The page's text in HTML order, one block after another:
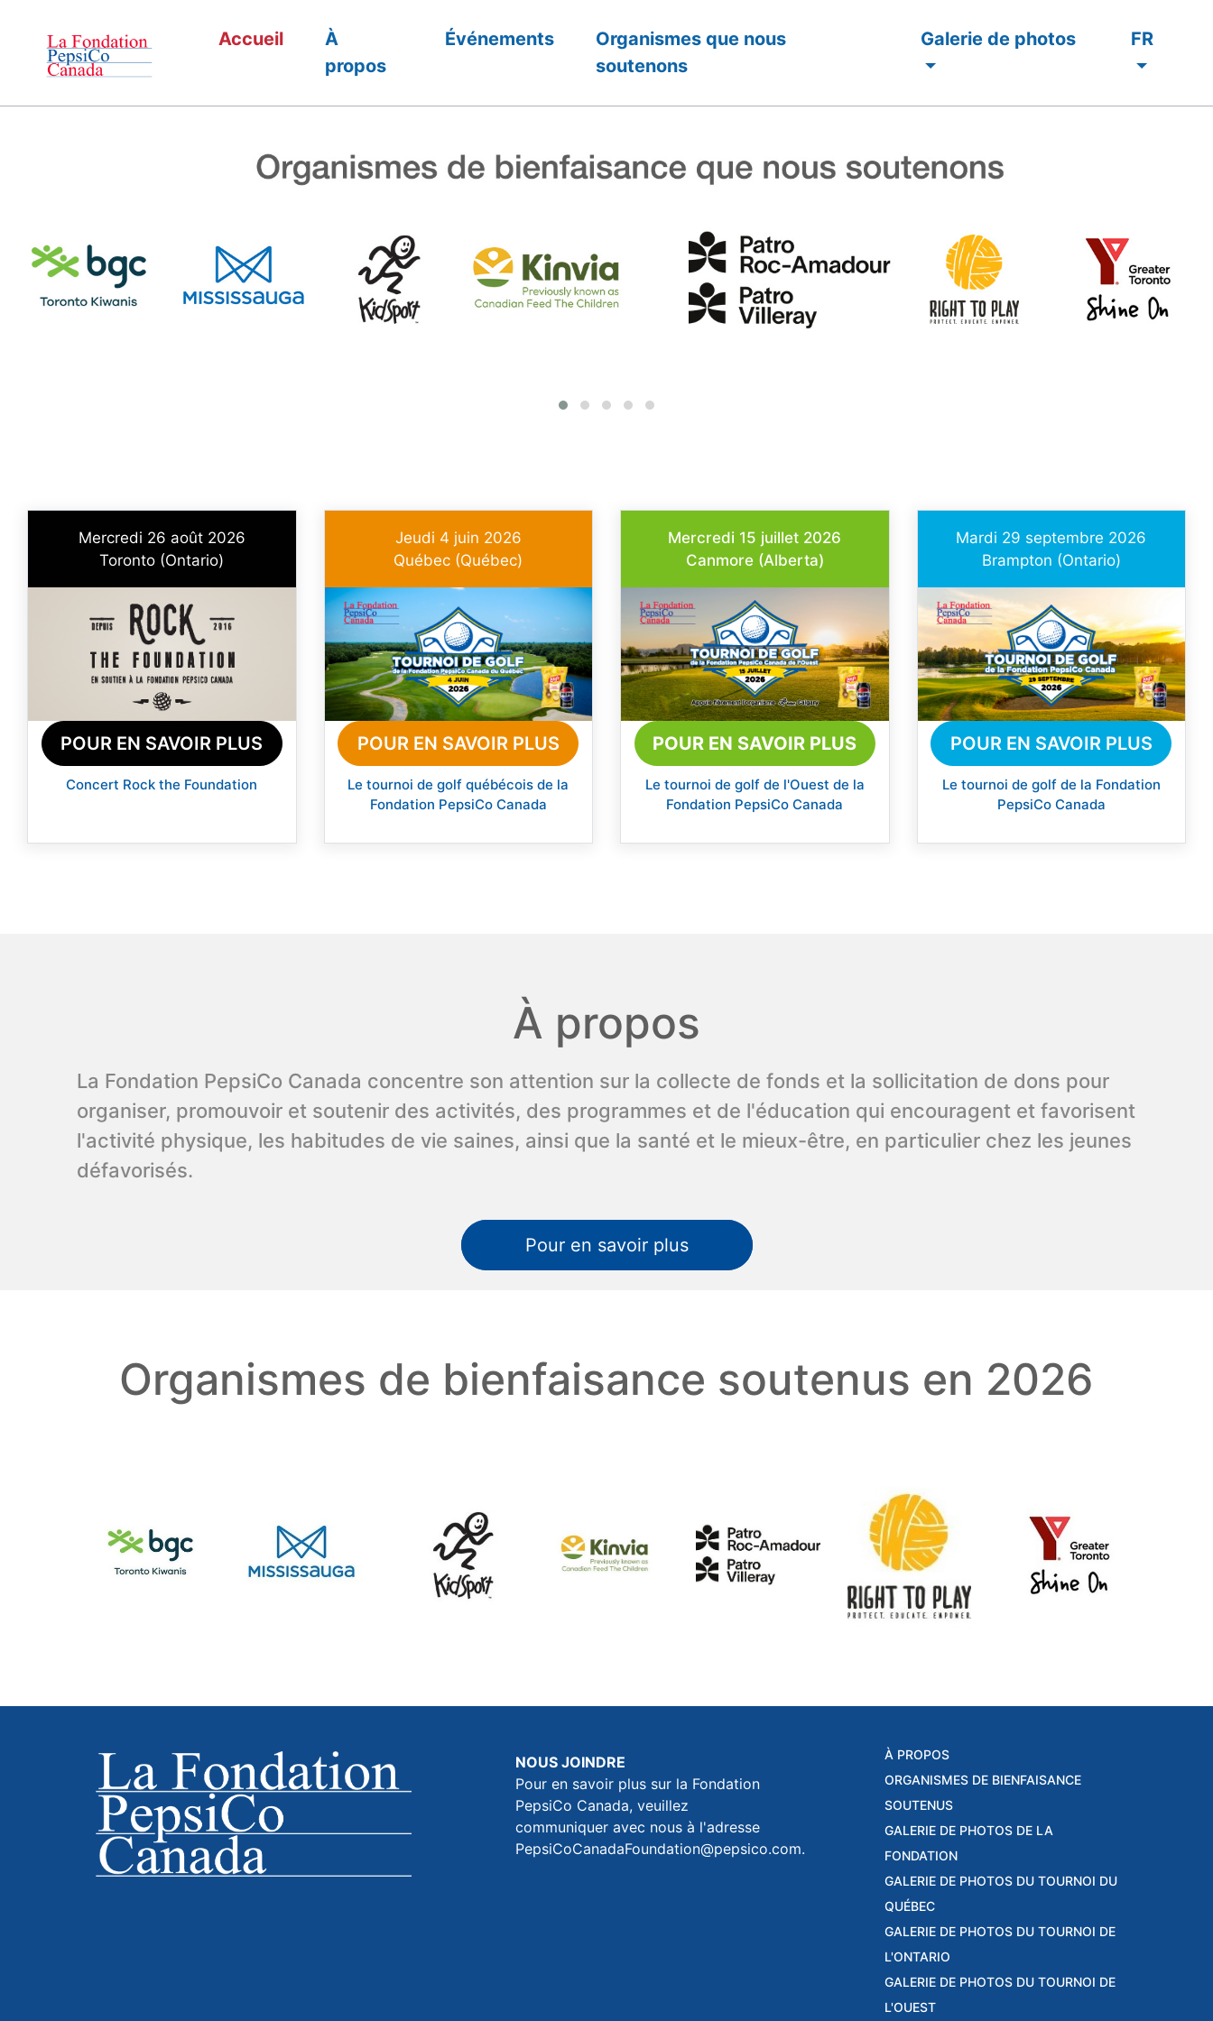
Accueil(current)
À
propos
Événements
Organismes que nous
soutenons
Galerie de photos FR
Mercredi 26 août 2026
Toronto (Ontario)
POUR EN SAVOIR PLUS
Concert Rock the Foundation
Jeudi 4 juin 2026
Québec (Québec)
POUR EN SAVOIR PLUS
Le tournoi de golf québécois de la
Fondation PepsiCo Canada
Mercredi 15 juillet 2026
Canmore (Alberta)
POUR EN SAVOIR PLUS
Le tournoi de golf de l'Ouest de la
Fondation PepsiCo Canada
Mardi 29 septembre 2026
Brampton (Ontario)
POUR EN SAVOIR PLUS
Le tournoi de golf de la Fondation
PepsiCo Canada
À propos
La Fondation PepsiCo Canada concentre son attention sur la collecte de fonds et la sollicitation de dons pour
organiser, promouvoir et soutenir des activités, des programmes et de l'éducation qui encouragent et favorisent
l'activité physique, les habitudes de vie saines, ainsi que la santé et le mieux-être, en particulier chez les jeunes
défavorisés.
Pour en savoir plus
Organismes de bienfaisance soutenus en 2026
NOUS JOINDRE
Pour en savoir plus sur la Fondation
PepsiCo Canada, veuillez
communiquer avec nous à l'adresse
PepsiCoCanadaFoundation@pepsico.com.
À PROPOS
ORGANISMES DE BIENFAISANCE
SOUTENUS
GALERIE DE PHOTOS DE LA
FONDATION
GALERIE DE PHOTOS DU TOURNOI DU
QUÉBEC
GALERIE DE PHOTOS DU TOURNOI DE
L'ONTARIO
GALERIE DE PHOTOS DU TOURNOI DE
L'OUEST